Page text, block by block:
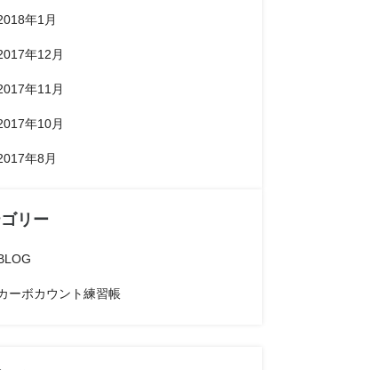
年1月
年12月
年11月
年10月
年8月
リー
ーボカウント練習帳